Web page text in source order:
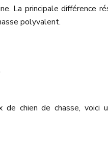
La principale différence
polyvalent.
chien de chasse, voici